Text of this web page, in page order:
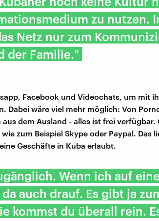
zu nutzen.
Netz nur zum
der Familie."
Facebook und Videochats, um mit
Dabei wäre viel mehr möglich: Von
dem Ausland - alles ist frei verfügbar.
zum Beispiel Skype oder Paypal. Das
Geschäfte in Kuba erlaubt.
Wenn ich auf
auch drauf. Es gibt ja
kommst du überall rein.